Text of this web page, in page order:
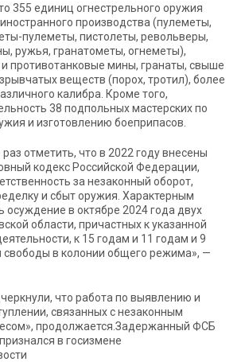
355 единиц огнестрельного оружия
производства (пулеметы,
пулеметы, пистолеты, револьверы,
ружья, гранатометы, огнеметы),
противотанковые мины, гранаты, свыше
веществ (порох, тротил), более
калибра. Кроме того,
38 подпольных мастерских по
и изготовлению боеприпасов.
отметить, что в 2022 году внесены
кодекс Российской Федерации,
за незаконный оборот,
и сбыт оружия. Характерным
осуждение в октябре 2024 года двух
области, причастных к указанной
к 15 годам и 11 годам и 9
в колонии общего режима», —
что работа по выявлению и
связанных с незаконным
продолжается.Задержанный ФСБ
в госизмене